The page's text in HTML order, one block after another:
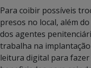
Para coibir possíveis
presos no local, além
dos agentes
trabalha na
leitura digital para